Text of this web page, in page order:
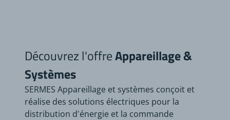
Découvrez l'offreAppareillage &
Systèmes
SERMES Appareillage et systèmes conçoit et
réalise des solutions électriques pour la
distribution d'énergie et la commande